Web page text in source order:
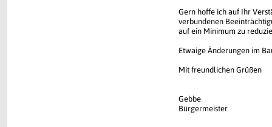
Gern hoffe ich auf Ihr
verbundenen
auf ein Minimum zu
Etwaige Änderungen im
Mit freundlichen Grüßen
Gebbe
Bürgermeister